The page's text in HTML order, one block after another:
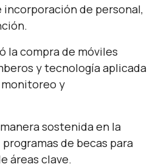
incorporación de personal,
la compra de móviles
y tecnología aplicada
y
sostenida en la
de becas para
áreas clave.